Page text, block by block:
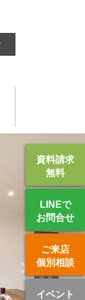
Next
資料請求
無料
LINEで
お問合せ
ご来店
個別相談
イベント